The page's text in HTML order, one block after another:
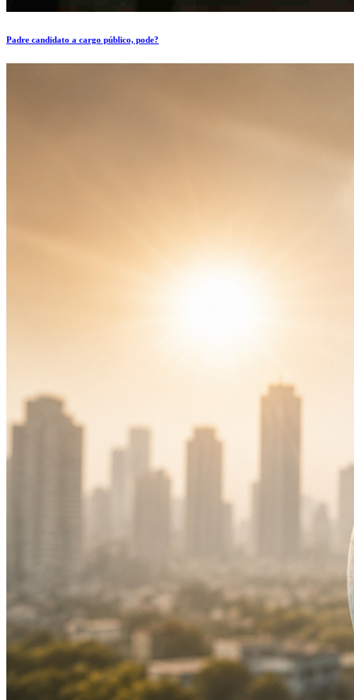
Padre candidato a cargo público, pode?